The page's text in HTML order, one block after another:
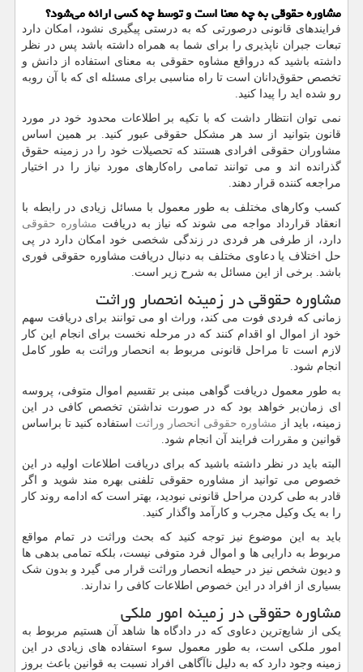
مشاوره حقوقی به چه معنا است و توسط چه کسی ارائه می‌شود؟
فرایندهای قانونی درصورتی‌ که به‌ درستی پیگیری نشود، امکان دارد
تبعات جبران ‌ناپذیری را برای شما به ‌همراه داشته باشد پس در نظر
داشته باشید که درواقع مشاوه حقوقی به معنای استفاده از دانش و
تخصص حقوق‌دانان است تا راه مناسبی برای مسئله ‌ای که با آن روبه
‌رو شده ‌اید را پیدا کنید.
نمی‌ توان انتظار داشت که با تکیه بر اطلاعات محدود خود در مورد
قانون بتوانید از سد هر مشکل حقوقی عبور کنید. بر همین اساس
مشاوران حقوقی افرادی هستند که تحصیلات خود را در زمینه حقوق
گذرانده ‌اند و می ‌توانند تمامی راه‌کارهای مورد نیاز را در اختیار
مراجعه‌ کننده قرار دهند.
کسب ‌وکارهای مختلف به ‌طور معمول با مسائل زیادی در رابطه با
انعقاد قرارداد مواجه می‌ شوند که نیاز به دریافت مشاوره حقوقی
دارد، از طرفی هر فردی در زندگی شخصی خود امکان دارد در پی
حل اختلاف یا دعاوی مختلف به‌ دنبال دریافت مشاوره حقوقی فوری
باشد. برخی از این مسائل به شرح زیر است.
مشاوره حقوقی در زمینه انحصار وراثت
زمانی که فردی فوت می ‌کند، وراث او می ‌توانند برای دریافت سهم
خود از اموال او اقدام کنند که در مرحله نخست برای انجام این کار
لازم است تا مراحل قانونی مربوط به انحصار وراثت به‌ طور کامل
انجام شود.
به ‌طور معمول دریافت گواهی مبنی بر تقسیم اموال متوفی، پروسه
‌ای زمان‌بر خواهد بود که در صورت نداشتن تخصص کافی در این
زمینه، باید از مشاوره حقوقی انحصار وراثت استفاده کنید تا براساس
قوانین و مقررات فرایند آن انجام شود.
البته باید در نظر داشته باشید که برای دریافت اطلاعات اولیه در این
خصوص می ‌توانید از مشاوره حقوقی تلفنی بهره‌ مند شوید و اگر
قادر به طی‌ کردن مراحل قانونی نبودید، بهتر است که ادامه روند کار
را به یک وکیل مجرب و کارآمد واگذار کنید.
باید به این موضوع نیز توجه کنید که بحث وراثت در تمام مواقع
مربوط به دارایی ‌ها و اموال فرد متوفی نیست، بلکه تمامی بدهی ‌ها
و دیون شخص نیز در حیطه انحصار وراثت قرار می‌ گیرد و بدون شک
بسیاری از افراد در این خصوص اطلاعات کافی را ندارند.
مشاوره حقوقی در زمینه امور ملکی
یکی از شایع‌ترین دعاوی که در دادگاه‌ ها شاهد آن هستیم مربوط به
امور ملکی است، به‌ طور معمول سوء استفاده‌ های زیادی در این
زمینه وجود دارد که به‌ دلیل ناآگاهی افراد نسبت به قوانین باعث بروز